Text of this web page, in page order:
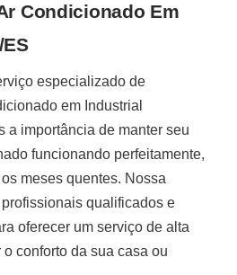
Condicionado Em
especializado de
em Industrial
a importância de manter seu
funcionando perfeitamente,
meses quentes. Nossa
qualificados e
oferecer um serviço de alta
conforto da sua casa ou